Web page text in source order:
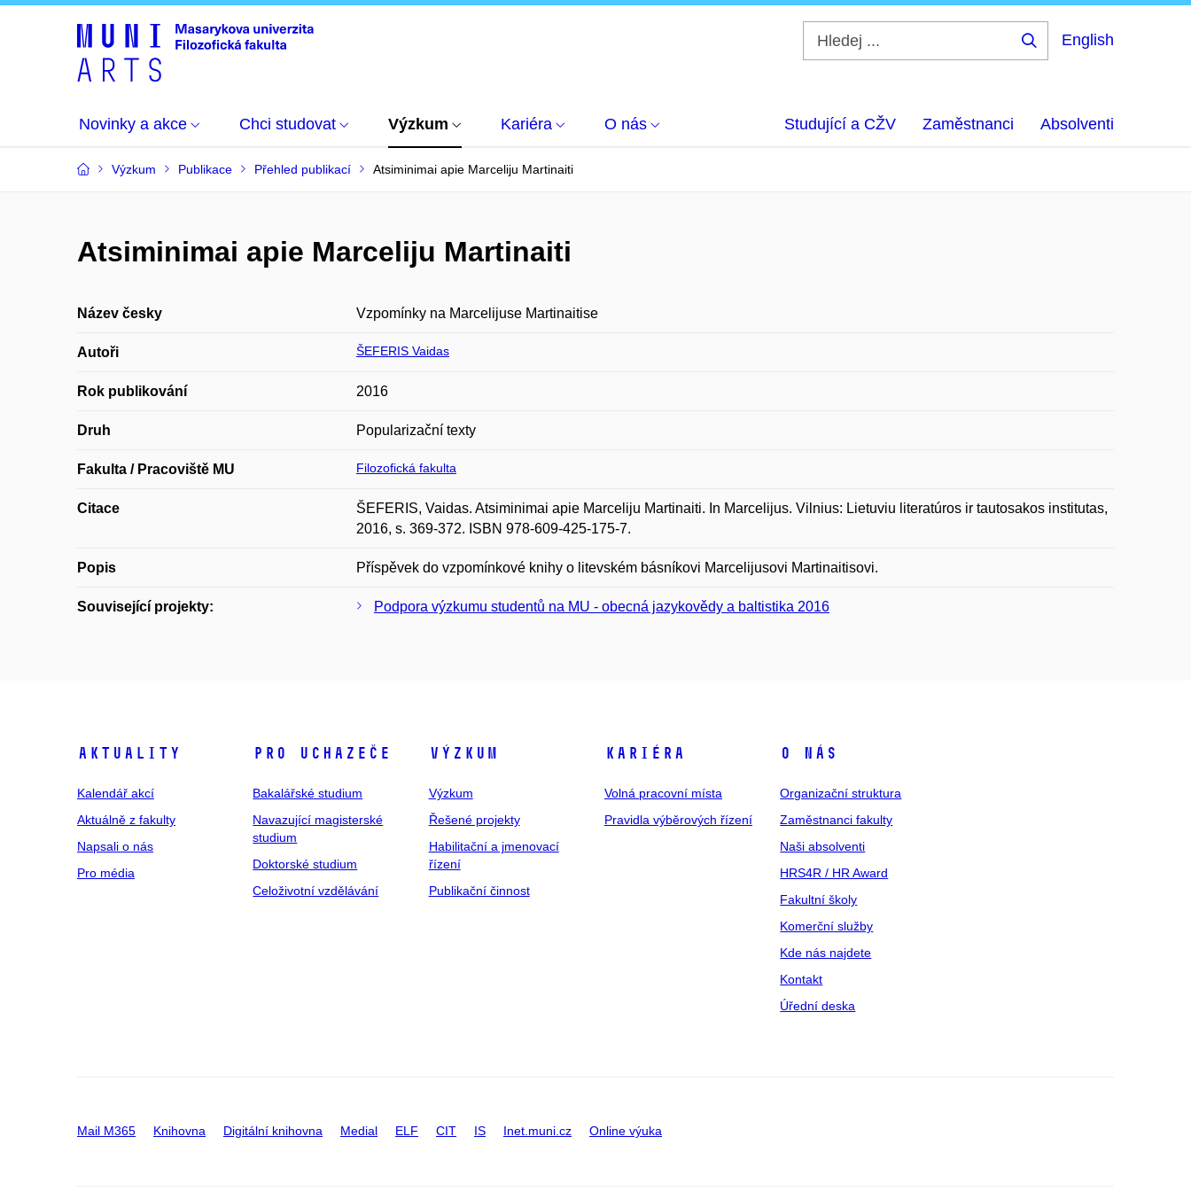
English
Novinky a akce Chci studovat Výzkum Kariéra O nás Studující a CŽV Zaměstnanci Absolventi
Výzkum Publikace Přehled publikací Atsiminimai apie Marceliju Martinaiti
Atsiminimai apie Marceliju Martinaiti
Název česky Vzpomínky na Marcelijuse Martinaitise
Autoři ŠEFERIS Vaidas
Rok publikování 2016
Druh Popularizační texty
Fakulta / Pracoviště MU Filozofická fakulta
Citace
ŠEFERIS, Vaidas. Atsiminimai apie Marceliju Martinaiti. In Marcelijus. Vilnius: Lietuviu literatúros ir tautosakos institutas,
2016, s. 369-372. ISBN 978-609-425-175-7.
Popis Příspěvek do vzpomínkové knihy o litevském básníkovi Marcelijusovi Martinaitisovi.
Související projekty: Podpora výzkumu studentů na MU - obecná jazykovědy a baltistika 2016
Aktuality
Kalendář akcí
Aktuálně z fakulty
Napsali o nás
Pro média
Pro uchazeče
Bakalářské studium
Navazující magisterské
studium
Doktorské studium
Celoživotní vzdělávání
Výzkum
Výzkum
Řešené projekty
Habilitační a jmenovací
řízení
Publikační činnost
Kariéra
Volná pracovní místa
Pravidla výběrových řízení
O nás
Organizační struktura
Zaměstnanci fakulty
Naši absolventi
HRS4R / HR Award
Fakultní školy
Komerční služby
Kde nás najdete
Kontakt
Úřední deska
Mail M365 Knihovna Digitální knihovna Medial ELF CIT IS Inet.muni.cz Online výuka